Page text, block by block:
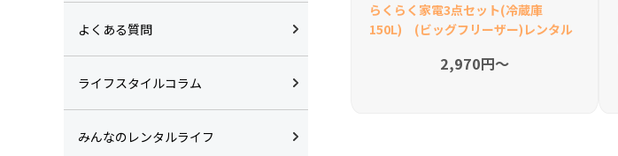
らくらく家電3点セット(冷蔵庫
150L) (ビッグフリーザー)レンタル
2,970円〜
よくある質問
ライフスタイルコラム
みんなのレンタルライフ